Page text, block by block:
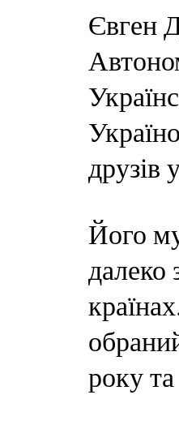
Євген
друзів
Його
далеко
року